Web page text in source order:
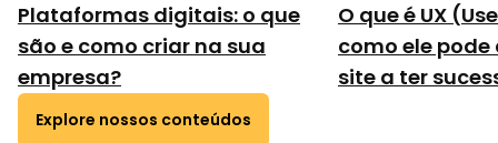
Plataformas digitais: o que
são e como criar na sua
empresa?
O que é UX
como ele
site a ter
Explore nossos conteúdos